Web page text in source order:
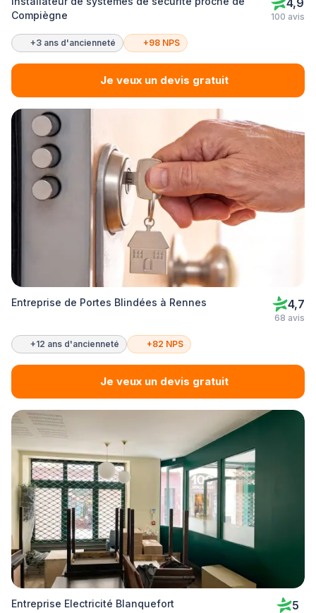
Compiègne
4,9
100 avis
+3 ans d'ancienneté +98 NPS
Je veux un devis gratuit
Entreprise de Portes Blindées à Rennes 4,7
68 avis
+12 ans d'ancienneté +82 NPS
Je veux un devis gratuit
Entreprise Electricité Blanquefort 5